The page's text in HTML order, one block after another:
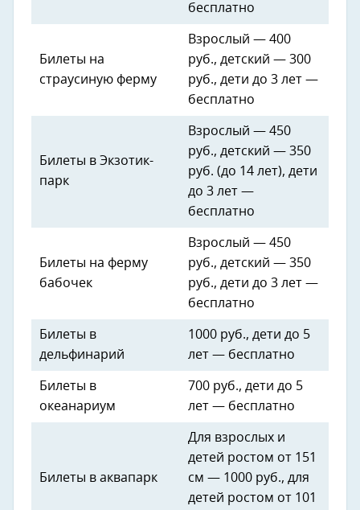
бесплатно
Билеты на
страусиную ферму
Взрослый — 400
руб., детский — 300
руб., дети до 3 лет —
бесплатно
Билеты в Экзотик-
парк
Взрослый — 450
руб., детский — 350
руб. (до 14 лет), дети
до 3 лет —
бесплатно
Билеты на ферму
бабочек
Взрослый — 450
руб., детский — 350
руб., дети до 3 лет —
бесплатно
Билеты в
дельфинарий
1000 руб., дети до 5
лет — бесплатно
Билеты в
океанариум
700 руб., дети до 5
лет — бесплатно
Билеты в аквапарк
Для взрослых и
детей ростом от 151
см — 1000 руб., для
детей ростом от 101